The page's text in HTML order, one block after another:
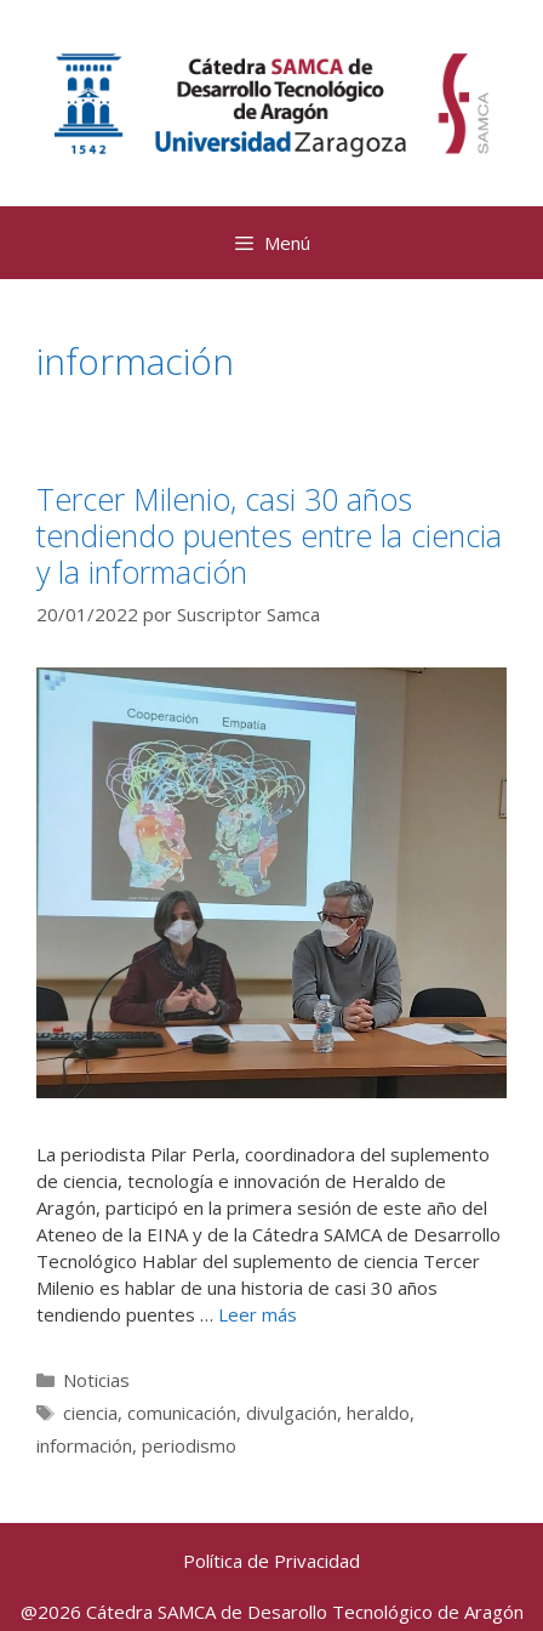
contenido
Menú
información
Tercer Milenio, casi 30 años
tendiendo puentes entre la ciencia
y la información
20/01/2022 por Suscriptor Samca
La periodista Pilar Perla, coordinadora del suplemento
de ciencia, tecnología e innovación de Heraldo de
Aragón, participó en la primera sesión de este año del
Ateneo de la EINA y de la Cátedra SAMCA de Desarrollo
Tecnológico Hablar del suplemento de ciencia Tercer
Milenio es hablar de una historia de casi 30 años
tendiendo puentes … Leer más
Categorías
Noticias
Etiquetas
ciencia, comunicación, divulgación, heraldo,
información, periodismo
Política de Privacidad
@2026 Cátedra SAMCA de Desarollo Tecnológico de Aragón